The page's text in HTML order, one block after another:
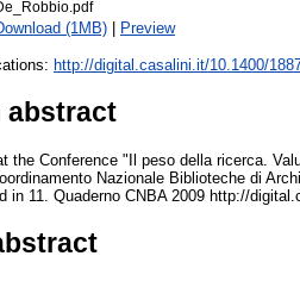
(1MB) | Preview
http://digital.casalini.it/10.1400/
abstract
the Conference "Il peso della ricerca.
Nazionale Biblioteche di
in 11. Quaderno CNBA 2009 http://